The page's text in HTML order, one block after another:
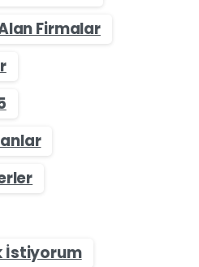
Firmalar
İstiyorum